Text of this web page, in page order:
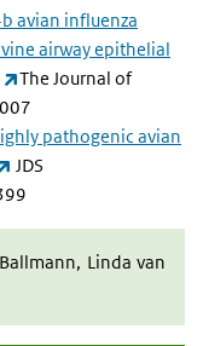
avian influenza
airway epithelial
(externe link)
The Journal of
pathogenic avian
(externe link)
JDS
Linda van